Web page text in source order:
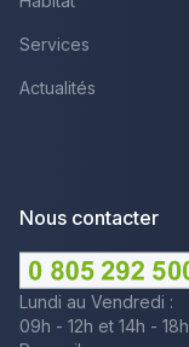
Services
Actualités
Nous contacter
Lundi au Vendredi :
09h - 12h et 14h - 18h